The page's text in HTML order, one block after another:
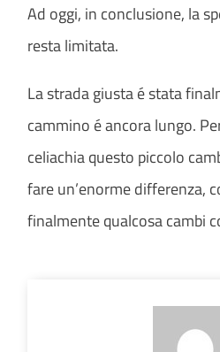
Ad oggi, in conclusione, la
resta limitata.
La strada giusta é stata
cammino é ancora lungo.
celiachia questo piccolo
fare un’enorme differenza,
finalmente qualcosa cambi